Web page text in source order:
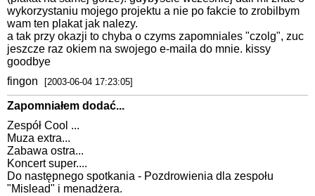
wykorzystaniu mojego projektu a nie po fakcie to zrobilbym
wam ten plakat jak nalezy.
a tak przy okazji to chyba o czyms zapomniales "czolg", zuc
jeszcze raz okiem na swojego e-maila do mnie. kissy
goodbye
fingon
[2003-06-04 17:23:05]
Zapomniałem dodać...
Zespół Cool ...
Muza extra...
Zabawa ostra...
Koncert super....
Do następnego spotkania - Pozdrowienia dla zespołu
"Mislead" i menadżera.